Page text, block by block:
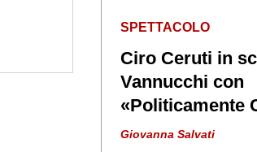
SPETTACOLO
Ciro Ceruti in
Vannucchi con
«Politicamente
Giovanna Salvati